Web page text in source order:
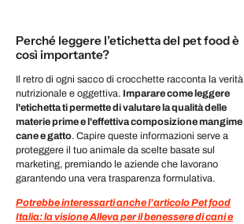
Perché leggere l’etichetta del pet food è
così importante?
Il retro di ogni sacco di crocchette racconta la verità
nutrizionale e oggettiva. Imparare come leggere
l'etichetta ti permette di valutare la qualità delle
materie prime e l'effettiva composizione mangime
cane e gatto. Capire queste informazioni serve a
proteggere il tuo animale da scelte basate sul
marketing, premiando le aziende che lavorano
garantendo una vera trasparenza formulativa.
Potrebbe interessarti anche l’articolo Pet food
Italia: la visione Alleva per il benessere di cani e